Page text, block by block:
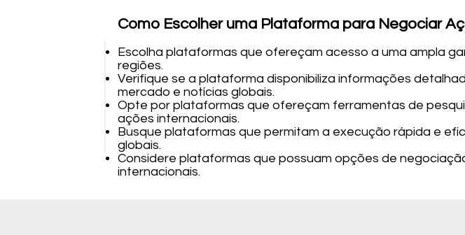
Como Escolher uma Plataforma para Negociar
Escolha plataformas que ofereçam acesso a uma ampla
regiões.
Verifique se a plataforma disponibiliza informações
mercado e notícias globais.
Opte por plataformas que ofereçam ferramentas de
ações internacionais.
Busque plataformas que permitam a execução rápida e
globais.
Considere plataformas que possuam opções de
internacionais.